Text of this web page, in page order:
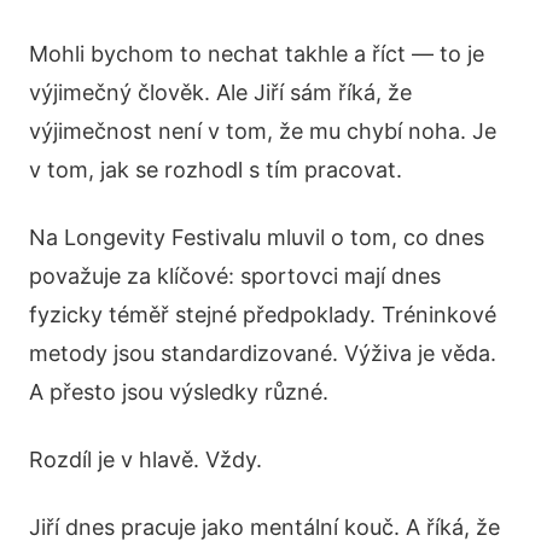
Mohli bychom to nechat takhle a říct — to je
výjimečný člověk. Ale Jiří sám říká, že
výjimečnost není v tom, že mu chybí noha. Je
v tom, jak se rozhodl s tím pracovat.
Na Longevity Festivalu mluvil o tom, co dnes
považuje za klíčové: sportovci mají dnes
fyzicky téměř stejné předpoklady. Tréninkové
metody jsou standardizované. Výživa je věda.
A přesto jsou výsledky různé.
Rozdíl je v hlavě. Vždy.
Jiří dnes pracuje jako mentální kouč. A říká, že